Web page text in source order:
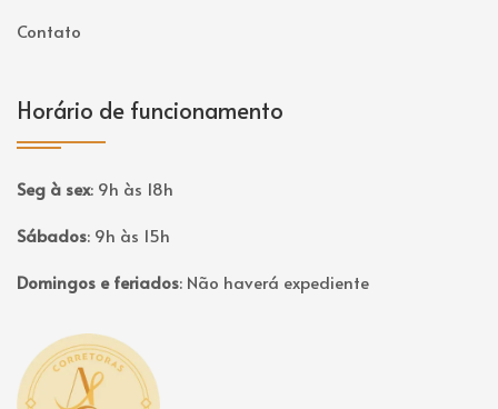
Contato
Horário de funcionamento
Seg à sex: 9h às 18h
Sábados: 9h às 15h
Domingos e feriados: Não haverá expediente
Página inicial